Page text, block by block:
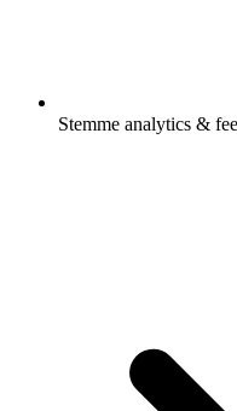
Stemme analytics &